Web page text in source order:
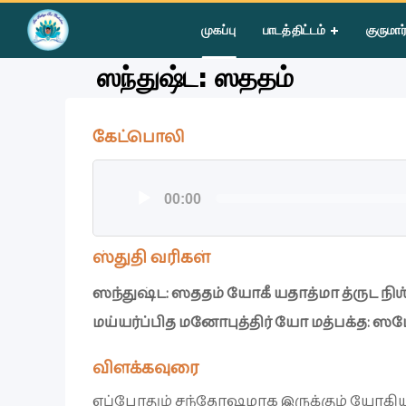
முகப்பு பாடத்திட்டம்
Group II»Year I»Bhagawad Gita - Bhakti
ஸந்துஷ்ட: ஸததம்
கேட்பொலி
00:00
ஸ்துதி வரிகள்
ஸந்துஷ்ட: ஸததம் யோகீ யதாத்மா த்ருட
மய்யர்ப்பித மனோபுத்திர் யோ மத்பக்த:
விளக்கவுரை